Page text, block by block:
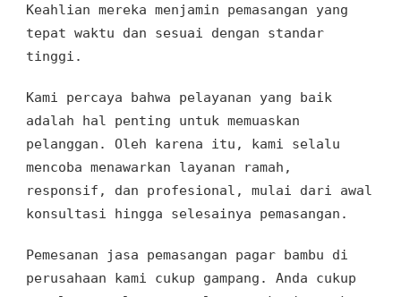
Keahlian mereka menjamin pemasangan yang
tepat waktu dan sesuai dengan standar
tinggi.
Kami percaya bahwa pelayanan yang baik
adalah hal penting untuk memuaskan
pelanggan. Oleh karena itu, kami selalu
mencoba menawarkan layanan ramah,
responsif, dan profesional, mulai dari awal
konsultasi hingga selesainya pemasangan.
Pemesanan jasa pemasangan pagar bambu di
perusahaan kami cukup gampang. Anda cukup